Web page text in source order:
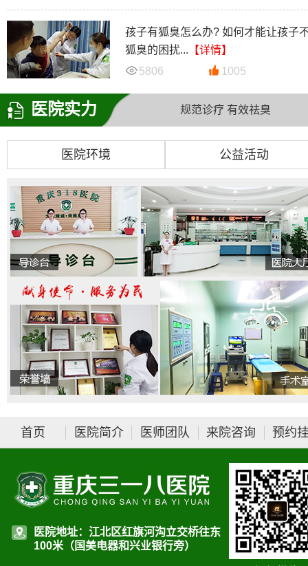
孩子有狐臭怎么办? 如何才能让孩子
狐臭的困扰... 【详情】
5806
1005
医院实力 规范诊疗 有效祛臭
医院环境 公益活动
首页 医院简介 医师团队 来院咨询 预约
医院地址：江北区红旗河沟立交桥往东
100米（国美电器和兴业银行旁）